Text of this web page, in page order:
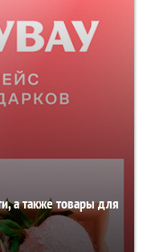
а также товары для